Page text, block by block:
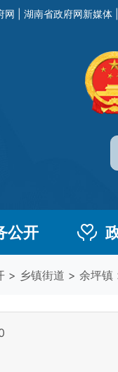
网 湖南省政府网新媒体
公开
> 乡镇街道 > 余坪镇